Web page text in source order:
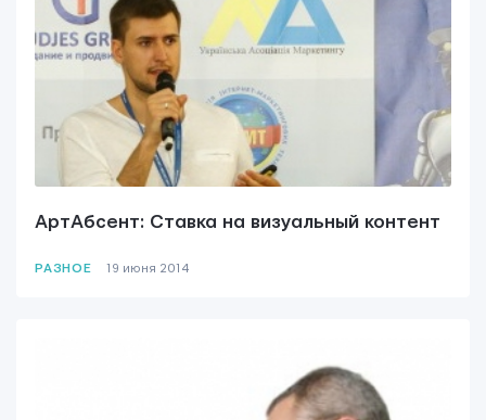
АртАбсент: Ставка на визуальный контент
РАЗНОЕ 19 июня 2014